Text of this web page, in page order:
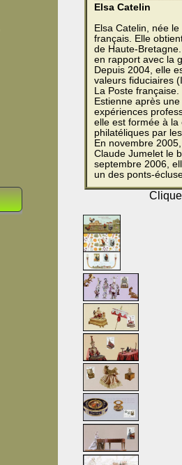
Elsa Catelin
Elsa Catelin, née
français. Elle
de Haute-
en rapport avec la
Depuis 2004, elle
valeurs fiduciaires
La Poste
Estienne après
expériences
elle est formée à
philatéliques par
En novembre
Claude Jumelet le
septembre 2006,
un des ponts-